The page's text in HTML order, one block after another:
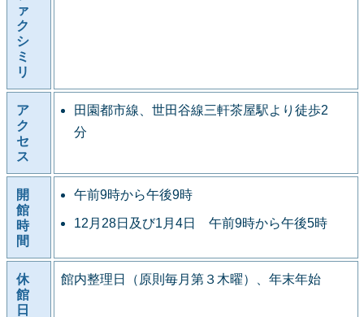
ァ
ク
シ
ミ
リ
ア
ク
セ
ス
田園都市線、世田谷線三軒茶屋駅より徒歩2
分
開
館
時
間
午前9時から午後9時
12月28日及び1月4日 午前9時から午後5時
休
館
日
館内整理日（原則毎月第３木曜）、年末年始